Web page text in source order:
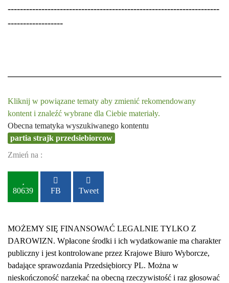
---------------------------------------------------------------------
------------------
Kliknij w powiązane tematy aby zmienić rekomendowany
kontent i znaleźć wybrane dla Ciebie materiały.
Obecna tematyka wyszukiwanego kontentu
partia strajk przedsiebiorcow
Zmień na :
80639 FB Tweet
MOŻEMY SIĘ FINANSOWAĆ LEGALNIE TYLKO Z
DAROWIZN. Wpłacone środki i ich wydatkowanie ma charakter
publiczny i jest kontrolowane przez Krajowe Biuro Wyborcze,
badające sprawozdania Przedsiębiorcy PL. Można w
nieskończoność narzekać na obecną rzeczywistość i raz głosować